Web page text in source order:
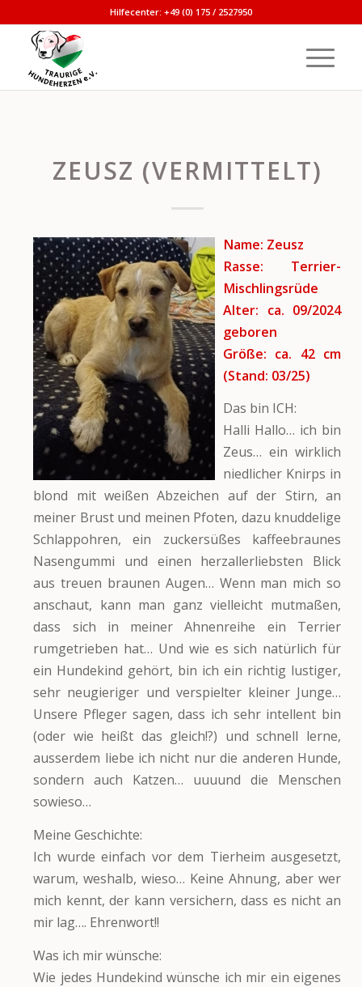
Hilfecenter: +49 (0) 175 / 2527950
ZEUSZ (VERMITTELT)
Name: Zeusz
Rasse: Terrier-
Mischlingsrüde
Alter: ca. 09/2024
geboren
Größe: ca. 42 cm
(Stand: 03/25)
Das bin ICH:
Halli Hallo… ich bin
Zeus… ein wirklich
niedlicher Knirps in
blond mit weißen Abzeichen auf der Stirn, an
meiner Brust und meinen Pfoten, dazu knuddelige
Schlappohren, ein zuckersüßes kaffeebraunes
Nasengummi und einen herzallerliebsten Blick
aus treuen braunen Augen… Wenn man mich so
anschaut, kann man ganz vielleicht mutmaßen,
dass sich in meiner Ahnenreihe ein Terrier
rumgetrieben hat… Und wie es sich natürlich für
ein Hundekind gehört, bin ich ein richtig lustiger,
sehr neugieriger und verspielter kleiner Junge…
Unsere Pfleger sagen, dass ich sehr intellent bin
(oder wie heißt das gleich!?) und schnell lerne,
ausserdem liebe ich nicht nur die anderen Hunde,
sondern auch Katzen… uuuund die Menschen
sowieso…
Meine Geschichte:
Ich wurde einfach vor dem Tierheim ausgesetzt,
warum, weshalb, wieso… Keine Ahnung, aber wer
mich kennt, der kann versichern, dass es nicht an
mir lag…. Ehrenwort!!
Was ich mir wünsche:
Wie jedes Hundekind wünsche ich mir ein eigenes